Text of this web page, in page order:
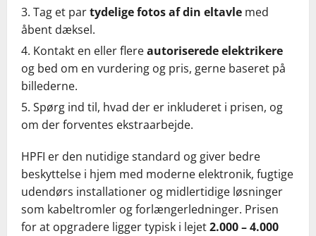
Tag et partydelige fotos af din eltavle med
åbent dæksel.
Kontakt en eller flereautoriserede elektrikere
og bed om en vurdering og pris, gerne baseret på
billederne.
Spørg ind til, hvad der er inkluderet i prisen, og
om der forventes ekstraarbejde.
HPFI er den nutidige standard og giver bedre
beskyttelse i hjem med moderne elektronik, fugtige
udendørs installationer og midlertidige løsninger
som kabeltromler og forlængerledninger. Prisen
for at opgradere ligger typisk i lejet2.000 – 4.000